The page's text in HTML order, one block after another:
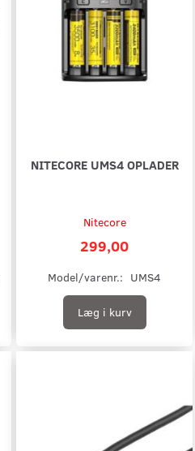
NITECORE UMS4 OPLADER
Nitecore
299,00
Model/varenr.: UMS4
Læg i kurv